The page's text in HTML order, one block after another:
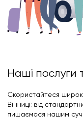
Наші послуги
Скористайтеся
Вінниці: від
пишаємося нашим